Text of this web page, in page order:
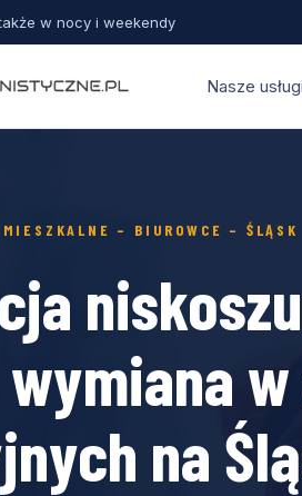
w nocy i weekendy
Nasze usługi
– BIUROWCE – ŚLĄSK
na